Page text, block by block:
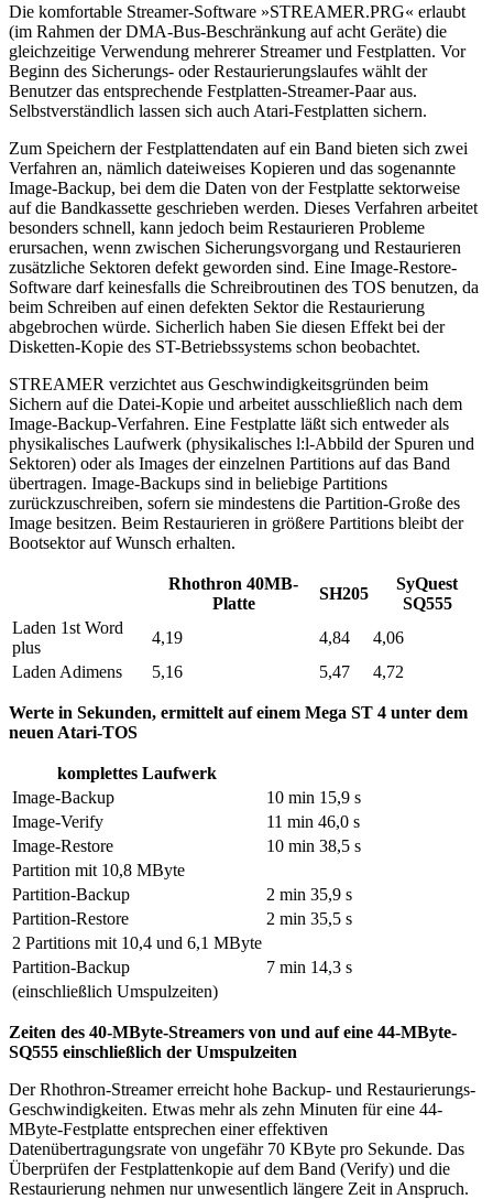
Die komfortable Streamer-Software »STREAMER.PRG« erlaubt
(im Rahmen der DMA-Bus-Beschränkung auf acht Geräte) die
gleichzeitige Verwendung mehrerer Streamer und Festplatten. Vor
Beginn des Sicherungs- oder Restaurierungslaufes wählt der
Benutzer das entsprechende Festplatten-Streamer-Paar aus.
Selbstverständlich lassen sich auch Atari-Festplatten sichern.
Zum Speichern der Festplattendaten auf ein Band bieten sich zwei
Verfahren an, nämlich dateiweises Kopieren und das sogenannte
Image-Backup, bei dem die Daten von der Festplatte sektorweise
auf die Bandkassette geschrieben werden. Dieses Verfahren arbeitet
besonders schnell, kann jedoch beim Restaurieren Probleme
erursachen, wenn zwischen Sicherungsvorgang und Restaurieren
zusätzliche Sektoren defekt geworden sind. Eine Image-Restore-
Software darf keinesfalls die Schreibroutinen des TOS benutzen, da
beim Schreiben auf einen defekten Sektor die Restaurierung
abgebrochen würde. Sicherlich haben Sie diesen Effekt bei der
Disketten-Kopie des ST-Betriebssystems schon beobachtet.
STREAMER verzichtet aus Geschwindigkeitsgründen beim
Sichern auf die Datei-Kopie und arbeitet ausschließlich nach dem
Image-Backup-Verfahren. Eine Festplatte läßt sich entweder als
physikalisches Laufwerk (physikalisches l:l-Abbild der Spuren und
Sektoren) oder als Images der einzelnen Partitions auf das Band
übertragen. Image-Backups sind in beliebige Partitions
zurückzuschreiben, sofern sie mindestens die Partition-Große des
Image besitzen. Beim Restaurieren in größere Partitions bleibt der
Bootsektor auf Wunsch erhalten.
Rhothron 40MB-
Platte
SH205
SyQuest
SQ555
Laden 1st Word
plus
4,19 4,84
4,06
Laden Adimens
5,16 5,47 4,72
Werte in Sekunden, ermittelt auf einem Mega ST 4 unter dem
neuen Atari-TOS
komplettes Laufwerk
Image-Backup
10 min 15,9 s
Image-Verify
11 min 46,0 s
Image-Restore
10 min 38,5 s
Partition mit 10,8 MByte
Partition-Backup
2 min 35,9 s
Partition-Restore
2 min 35,5 s
2 Partitions mit 10,4 und 6,1 MByte
Partition-Backup
7 min 14,3 s
(einschließlich Umspulzeiten)
Zeiten des 40-MByte-Streamers von und auf eine 44-MByte-
SQ555 einschließlich der Umspulzeiten
Der Rhothron-Streamer erreicht hohe Backup- und Restaurierungs-
Geschwindigkeiten. Etwas mehr als zehn Minuten für eine 44-
MByte-Festplatte entsprechen einer effektiven
Datenübertragungsrate von ungefähr 70 KByte pro Sekunde. Das
Überprüfen der Festplattenkopie auf dem Band (Verify) und die
Restaurierung nehmen nur unwesentlich längere Zeit in Anspruch.